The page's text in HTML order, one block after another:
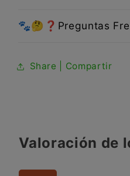
🐾🤔❓Preguntas
Share | Compartir
Valoración de